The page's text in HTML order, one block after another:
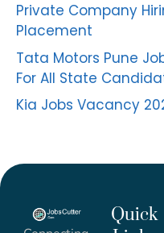
Private Company
Placement
Tata Motors Pune
For All State
Kia Jobs Vacancy
Quick